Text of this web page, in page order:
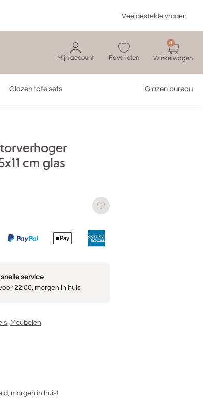
Veelgestelde vragen
Mijn account Favorieten
0
Glazen tafelsets Glazen bureau
cm glas
service
22:00, morgen in huis
Meubelen
morgen in huis!